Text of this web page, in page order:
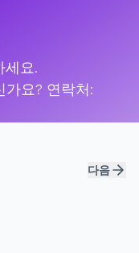
세요.
요? 연락처:
다음